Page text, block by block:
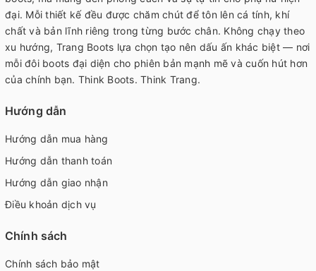
đại. Mỗi thiết kế đều được chăm chút để tôn lên cá tính, khí
chất và bản lĩnh riêng trong từng bước chân. Không chạy theo
xu hướng, Trang Boots lựa chọn tạo nên dấu ấn khác biệt — nơi
mỗi đôi boots đại diện cho phiên bản mạnh mẽ và cuốn hút hơn
của chính bạn. Think Boots. Think Trang.
Hướng dẫn
Hướng dẫn mua hàng
Hướng dẫn thanh toán
Hướng dẫn giao nhận
Điều khoản dịch vụ
Chính sách
Chính sách bảo mật